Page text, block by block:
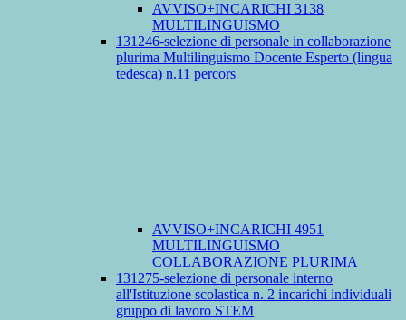
AVVISO+INCARICHI 3138
MULTILINGUISMO
131246-selezione di personale in collaborazione
plurima Multilinguismo Docente Esperto (lingua
tedesca) n.11 percors
AVVISO+INCARICHI 4951
MULTILINGUISMO
COLLABORAZIONE PLURIMA
131275-selezione di personale interno
all'Istituzione scolastica n. 2 incarichi individuali
gruppo di lavoro STEM